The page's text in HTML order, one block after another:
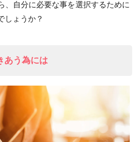
、自分に必要な事を選択するために
しょうか？
あう為には